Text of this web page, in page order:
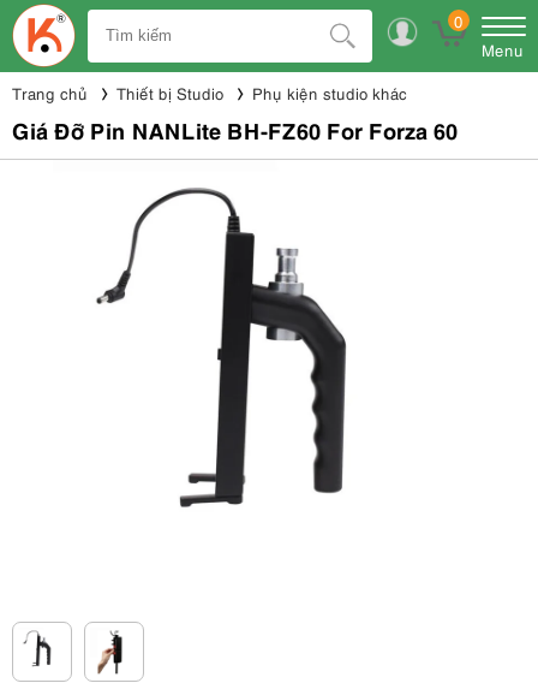
0
Menu
Trang chủ Thiết bị Studio Phụ kiện studio khác
Giá Đỡ Pin NANLite BH-FZ60 For Forza 60